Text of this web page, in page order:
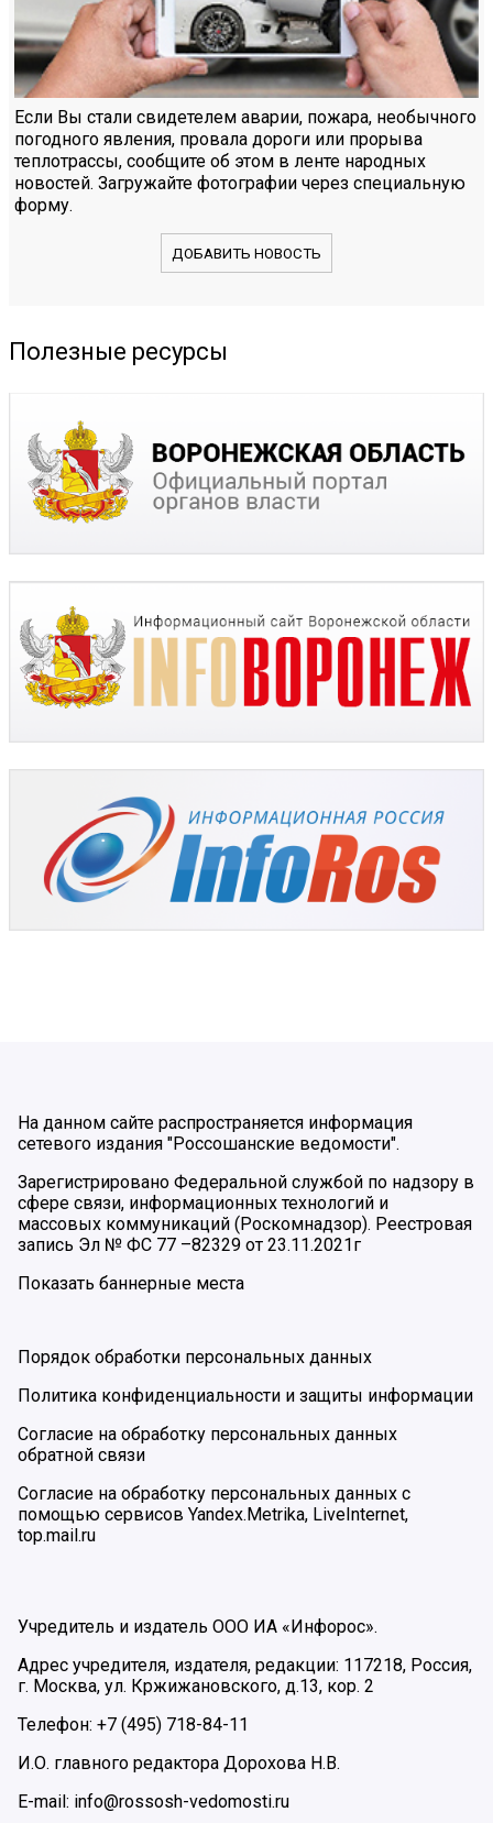
Если Вы стали свидетелем аварии, пожара, необычного
погодного явления, провала дороги или прорыва
теплотрассы, сообщите об этом в ленте народных
новостей. Загружайте фотографии через специальную
форму.
ДОБАВИТЬ НОВОСТЬ
Полезные ресурсы
На данном сайте распространяется информация
сетевого издания "Россошанские ведомости".
Зарегистрировано Федеральной службой по надзору в
сфере связи, информационных технологий и
массовых коммуникаций (Роскомнадзор). Реестровая
запись Эл № ФС 77 –82329 от 23.11.2021г
Показать баннерные места
Порядок обработки персональных данных
Политика конфиденциальности и защиты информации
Согласие на обработку персональных данных
обратной связи
Согласие на обработку персональных данных с
помощью сервисов Yandex.Metrika, LiveInternet,
top.mail.ru
Учредитель и издатель ООО ИА «Инфорос».
Адрес учредителя, издателя, редакции: 117218, Россия,
г. Москва, ул. Кржижановского, д.13, кор. 2
Телефон: +7 (495) 718-84-11
И.О. главного редактора Дорохова Н.В.
E-mail: info@rossosh-vedomosti.ru